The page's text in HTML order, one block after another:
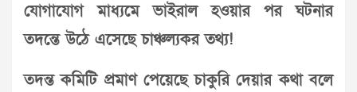
যোগাযোগ মাধ্যমে ভাইরাল হওয়ার পর ঘটনার
তদন্তে উঠে এসেছে চাঞ্চল্যকর তথ্য!
তদন্ত কমিটি প্রমাণ পেয়েছে চাকুরি দেয়ার কথা বলে